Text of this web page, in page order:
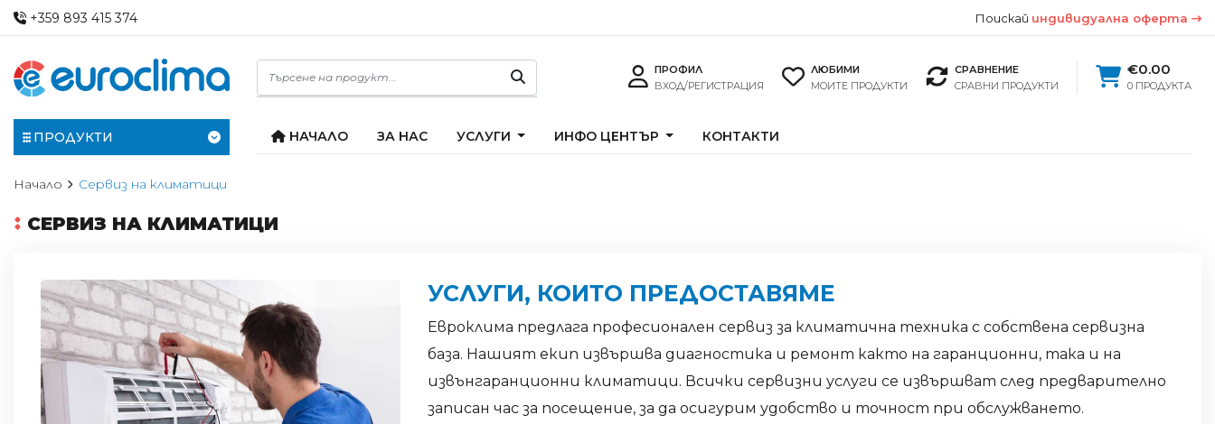
+359 893 415 374 Поискай индивидуална оферта
ПРОФИЛ
ВХОД/РЕГИСТРАЦИЯ
ЛЮБИМИ
МОИТЕ ПРОДУКТИ
СРАВНЕНИЕ
СРАВНИ ПРОДУКТИ
€0.00
0 ПРОДУКТА
ПРОДУКТИ НАЧАЛО ЗА НАС УСЛУГИ ИНФО ЦЕНТЪР КОНТАКТИ
Начало Сервиз на климатици
СЕРВИЗ НА КЛИМАТИЦИ
УСЛУГИ, КОИТО ПРЕДОСТАВЯМЕ
Евроклима предлага професионален сервиз за климатична техника с собствена сервизна
база. Нашият екип извършва диагностика и ремонт както на гаранционни, така и на
извънгаранционни климатици. Всички сервизни услуги се извършват след предварително
записан час за посещение, за да осигурим удобство и точност при обслужването.